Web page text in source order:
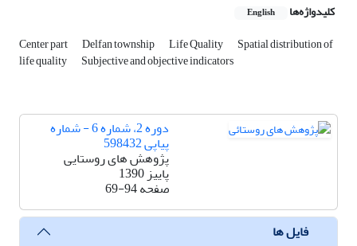
کلیدواژه‌ها English
Center part Delfan township Life Quality Spatial distribution of
life quality Subjective and objective indicators
دوره 2، شماره 6 - شماره
پیاپی 598432
پژوهش های روستایی
پاییز 1390
صفحه69-94
فایل ها